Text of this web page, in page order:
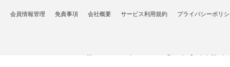
会員情報管理 免責事項 会社概要 サービス利用規約 プライバシーポリ
All contents copyright © 2007-2026 Shoeisha Co., Ltd. All rights